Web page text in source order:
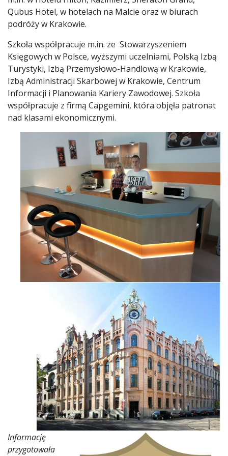
Qubus Hotel, w hotelach na Malcie oraz w biurach
podróży w Krakowie.
Szkoła współpracuje m.in. ze Stowarzyszeniem
Księgowych w Polsce, wyższymi uczelniami, Polską Izbą
Turystyki, Izbą Przemysłowo-Handlową w Krakowie,
Izbą Administracji Skarbowej w Krakowie, Centrum
Informacji i Planowania Kariery Zawodowej. Szkoła
współpracuje z firmą Capgemini, która objęła patronat
nad klasami ekonomicznymi.
Informację
przygotowała